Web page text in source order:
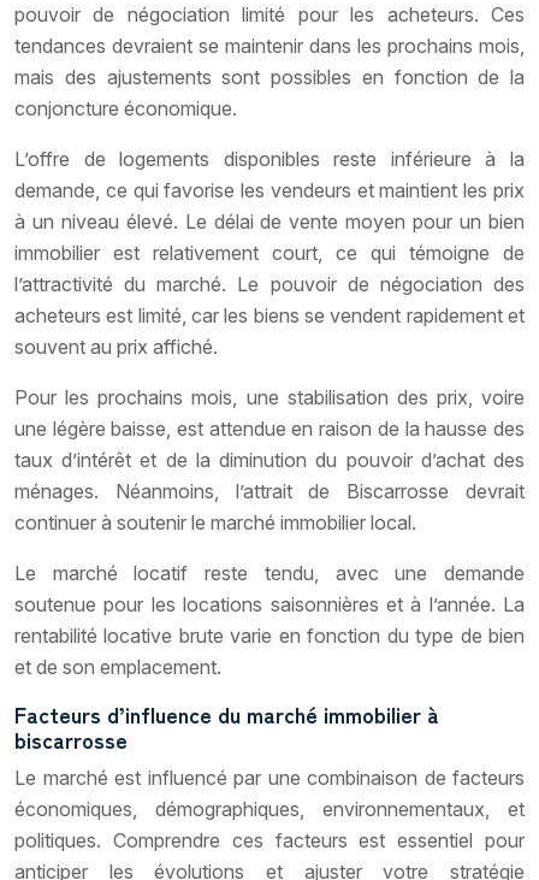
pouvoir de négociation limité pour les acheteurs. Ces
tendances devraient se maintenir dans les prochains mois,
mais des ajustements sont possibles en fonction de la
conjoncture économique.
L’offre de logements disponibles reste inférieure à la
demande, ce qui favorise les vendeurs et maintient les prix
à un niveau élevé. Le délai de vente moyen pour un bien
immobilier est relativement court, ce qui témoigne de
l’attractivité du marché. Le pouvoir de négociation des
acheteurs est limité, car les biens se vendent rapidement et
souvent au prix affiché.
Pour les prochains mois, une stabilisation des prix, voire
une légère baisse, est attendue en raison de la hausse des
taux d’intérêt et de la diminution du pouvoir d’achat des
ménages. Néanmoins, l’attrait de Biscarrosse devrait
continuer à soutenir le marché immobilier local.
Le marché locatif reste tendu, avec une demande
soutenue pour les locations saisonnières et à l’année. La
rentabilité locative brute varie en fonction du type de bien
et de son emplacement.
Facteurs d’influence du marché immobilier à
biscarrosse
Le marché est influencé par une combinaison de facteurs
économiques, démographiques, environnementaux, et
politiques. Comprendre ces facteurs est essentiel pour
anticiper les évolutions et ajuster votre stratégie